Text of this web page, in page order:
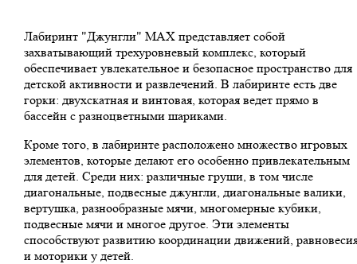
Лабиринт "Джунгли" MAX представляет собой
захватывающий трехуровневый комплекс, который
обеспечивает увлекательное и безопасное пространство для
детской активности и развлечений. В лабиринте есть две
горки: двухскатная и винтовая, которая ведет прямо в
бассейн с разноцветными шариками.
Кроме того, в лабиринте расположено множество игровых
элементов, которые делают его особенно привлекательным
для детей. Среди них: различные груши, в том числе
диагональные, подвесные джунгли, диагональные валики,
вертушка, разнообразные мячи, многомерные кубики,
подвесные мячи и многое другое. Эти элементы
способствуют развитию координации движений,
и моторики у детей.